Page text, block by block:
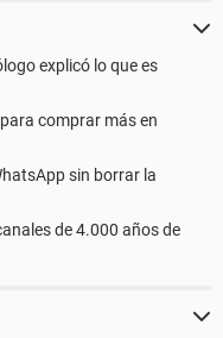
explicó lo que es
comprar más en
sin borrar la
de 4.000 años de